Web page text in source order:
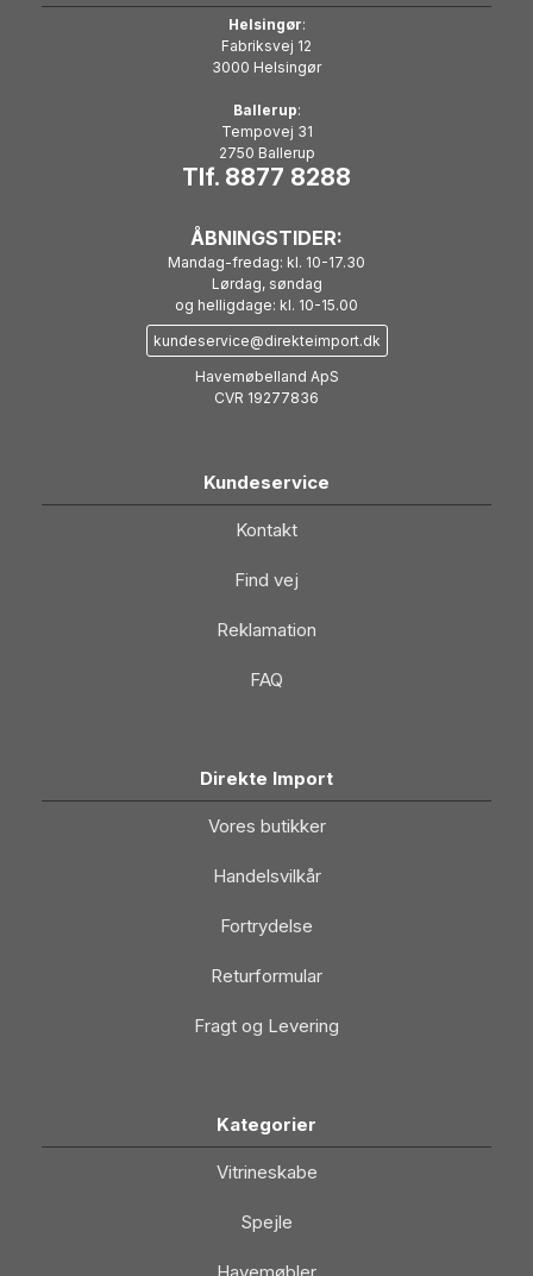
Helsingør:
Fabriksvej 12
3000 Helsingør
Ballerup:
Tempovej 31
2750 Ballerup
Tlf. 8877 8288
ÅBNINGSTIDER:
Mandag-fredag: kl. 10-17.30
Lørdag, søndag
og helligdage: kl. 10-15.00
kundeservice@direkteimport.dk
Havemøbelland ApS
CVR 19277836
Kundeservice
Kontakt
Find vej
Reklamation
FAQ
Direkte Import
Vores butikker
Handelsvilkår
Fortrydelse
Returformular
Fragt og Levering
Kategorier
Vitrineskabe
Spejle